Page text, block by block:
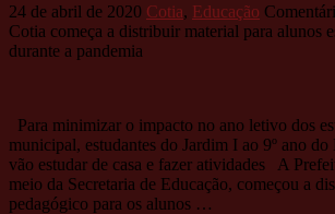
24 de abril de 2020 Cotia, Educação
Cotia começa a distribuir material para alunos
durante a pandemia
Para minimizar o impacto no ano letivo dos
municipal, estudantes do Jardim I ao 9º ano
vão estudar de casa e fazer atividades A
meio da Secretaria de Educação, começou a
pedagógico para os alunos …